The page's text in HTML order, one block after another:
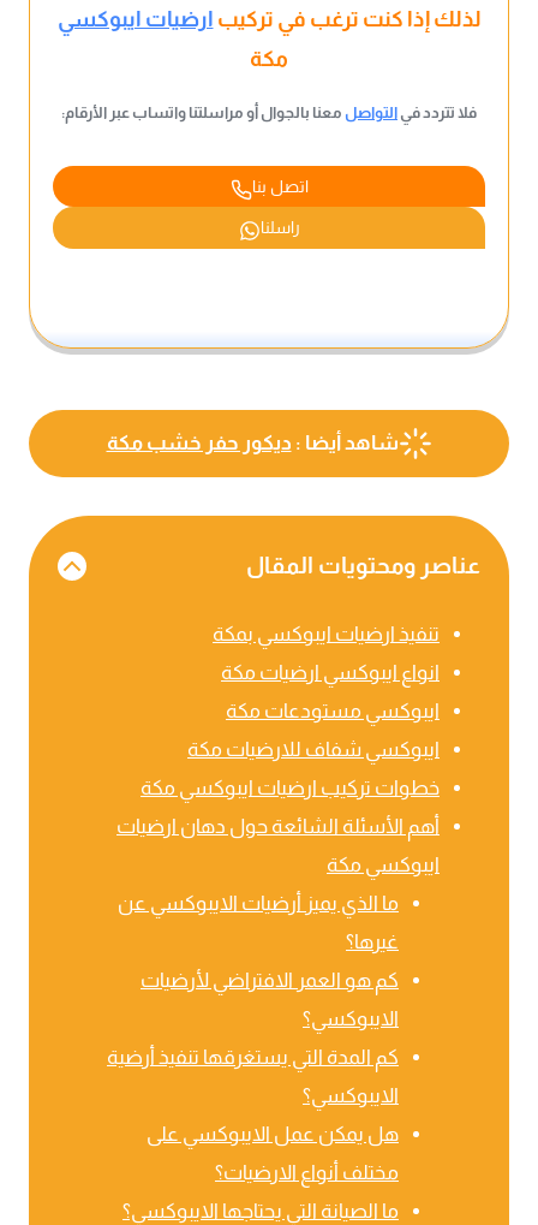
لذلك إذا كنت ترغب في تركيب ارضيات ايبوكسي
مكة
فلا تتردد في التواصل معنا بالجوال أو مراسلتنا واتساب عبر الأرقام:
اتصل بنا
راسلنا
شاهد أيضا : ديكور حفر خشب مكة
عناصر ومحتويات المقال
تنفيذ ارضيات ايبوكسي بمكة
انواع ايبوكسي ارضيات مكة
ايبوكسي مستودعات مكة
ايبوكسي شفاف للارضيات مكة
خطوات تركيب ارضيات ايبوكسي مكة
أهم الأسئلة الشائعة حول دهان ارضيات
ايبوكسي مكة
ما الذي يميز أرضيات الايبوكسي عن
غيرها؟
كم هو العمر الافتراضي لأرضيات
الايبوكسي؟
كم المدة التي يستغرقها تنفيذ أرضية
الايبوكسي؟
هل يمكن عمل الايبوكسي على
مختلف أنواع الارضيات؟
ما الصيانة التي يحتاجها الايبوكسي؟